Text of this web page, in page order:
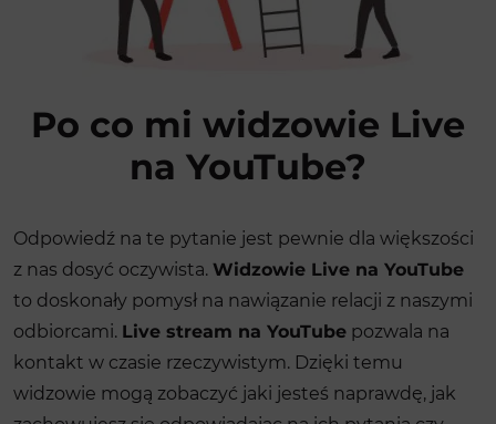
Po co mi widzowie Live
na YouTube?
Odpowiedź na te pytanie jest pewnie dla większości
z nas dosyć oczywista. Widzowie Live na YouTube
to doskonały pomysł na nawiązanie relacji z naszymi
odbiorcami. Live stream na YouTube pozwala na
kontakt w czasie rzeczywistym. Dzięki temu
widzowie mogą zobaczyć jaki jesteś naprawdę, jak